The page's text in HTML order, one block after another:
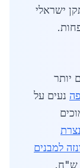
ישראלי
יותר
נעים על
למבנים
דומה, 460-1,200 ש"ח.